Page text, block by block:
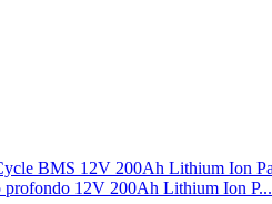
12V 200Ah Lithium Ion P...